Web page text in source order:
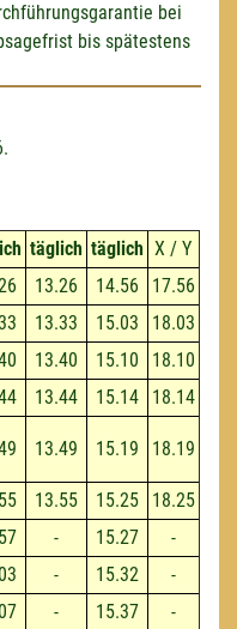
bei
bis spätestens
täglich täglich X / Y
13.26 14.56
17.56
13.33 15.03
18.03
13.40 15.10
18.10
13.44 15.14
18.14
13.49 15.19 18.19
13.55 15.25
18.25
- 15.27
-
- 15.32
-
- 15.37
-